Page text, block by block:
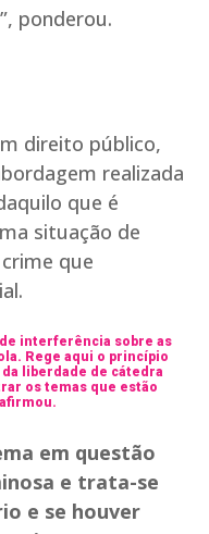
ponderou.
direito público,
realizada
que é
situação de
que
interferência sobre as
Rege aqui o princípio
liberdade de cátedra
os temas que estão
em questão
e trata-se
e se houver